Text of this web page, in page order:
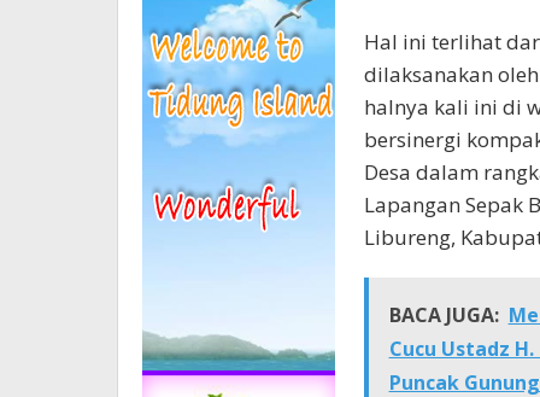
Hal ini terlihat
dilaksanakan
halnya kali ini di
bersinergi
Desa dalam
Lapangan Sepak
Libureng,
BACA JUGA:
Cucu Ustadz
Puncak